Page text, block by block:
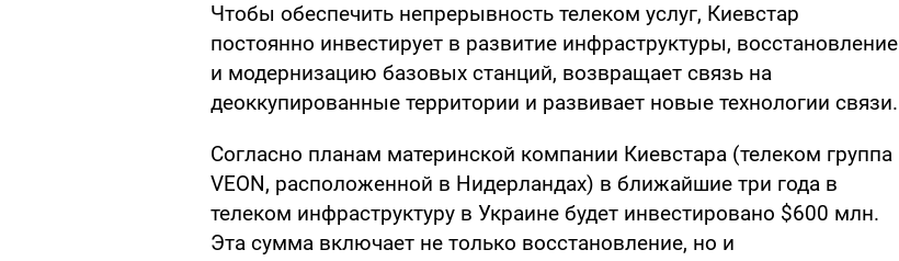
Чтобы обеспечить непрерывность телеком услуг, Киевстар
постоянно инвестирует в развитие инфраструктуры, восстановление
и модернизацию базовых станций, возвращает связь на
деоккупированные территории и развивает новые технологии связи.
Согласно планам материнской компании Киевстара (телеком группа
VEON, расположенной в Нидерландах) в ближайшие три года в
телеком инфраструктуру в Украине будет инвестировано $600 млн.
Эта сумма включает не только восстановление, но и